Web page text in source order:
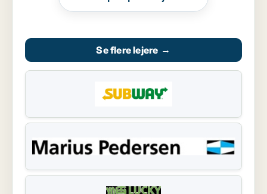
Se flere lejere →